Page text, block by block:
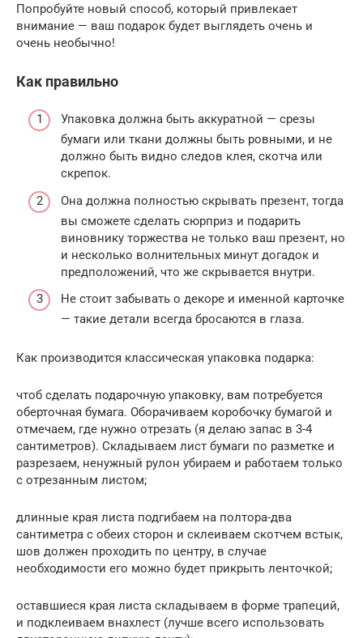
Попробуйте новый способ, который привлекает
внимание — ваш подарок будет выглядеть очень и
очень необычно!
Как правильно
Упаковка должна быть аккуратной — срезы
бумаги или ткани должны быть ровными, и не
должно быть видно следов клея, скотча или
скрепок.
Она должна полностью скрывать презент, тогда
вы сможете сделать сюрприз и подарить
виновнику торжества не только ваш презент, но
и несколько волнительных минут догадок и
предположений, что же скрывается внутри.
Не стоит забывать о декоре и именной карточке
— такие детали всегда бросаются в глаза.
Как производится классическая упаковка подарка:
чтоб сделать подарочную упаковку, вам потребуется
оберточная бумага. Оборачиваем коробочку бумагой и
отмечаем, где нужно отрезать (я делаю запас в 3-4
сантиметров). Складываем лист бумаги по разметке и
разрезаем, ненужный рулон убираем и работаем только
с отрезанным листом;
длинные края листа подгибаем на полтора-два
сантиметра с обеих сторон и склеиваем скотчем встык,
шов должен проходить по центру, в случае
необходимости его можно будет прикрыть ленточкой;
оставшиеся края листа складываем в форме трапеций,
и подклеиваем внахлест (лучше всего использовать